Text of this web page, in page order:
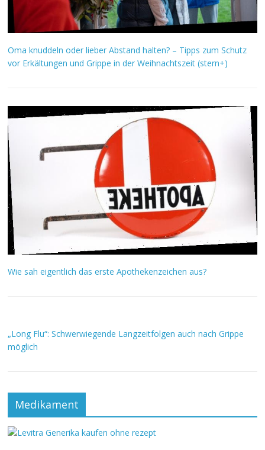
Oma knuddeln oder lieber Abstand halten? – Tipps zum Schutz
vor Erkältungen und Grippe in der Weihnachtszeit (stern+)
Wie sah eigentlich das erste Apothekenzeichen aus?
„Long Flu“: Schwerwiegende Langzeitfolgen auch nach Grippe
möglich
Medikament